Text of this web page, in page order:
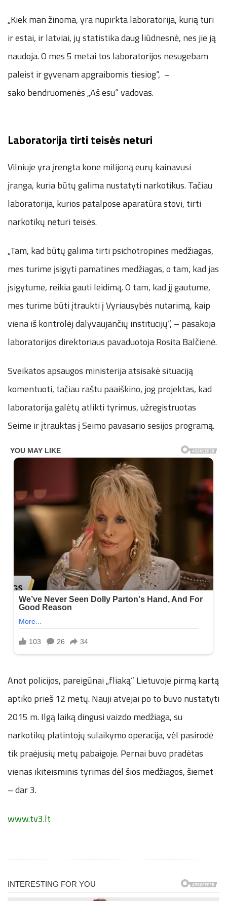
„Kiek man žinoma, yra nupirkta laboratorija, kurią turi
ir estai, ir latviai, jų statistika daug liūdnesnė, nes jie ją
naudoja. O mes 5 metai tos laboratorijos nesugebam
paleist ir gyvenam apgraibomis tiesiog“, –
sako bendruomenės „Aš esu“ vadovas.
Laboratorija tirti teisės neturi
Vilniuje yra įrengta kone milijoną eurų kainavusi
įranga, kuria būtų galima nustatyti narkotikus. Tačiau
laboratorija, kurios patalpose aparatūra stovi, tirti
narkotikų neturi teisės.
„Tam, kad būtų galima tirti psichotropines medžiagas,
mes turime įsigyti pamatines medžiagas, o tam, kad jas
įsigytume, reikia gauti leidimą. O tam, kad jį gautume,
mes turime būti įtraukti į Vyriausybės nutarimą, kaip
viena iš kontrolėj dalyvaujančių institucijų“, – pasakoja
laboratorijos direktoriaus pavaduotoja Rosita Balčienė.
Sveikatos apsaugos ministerija atsisakė situaciją
komentuoti, tačiau raštu paaiškino, jog projektas, kad
laboratorija galėtų atlikti tyrimus, užregistruotas
Seime ir įtrauktas į Seimo pavasario sesijos programą.
Anot policijos, pareigūnai „fliaką“ Lietuvoje pirmą kartą
aptiko prieš 12 metų. Nauji atvejai po to buvo nustatyti
2015 m. Ilgą laiką dingusi vaizdo medžiaga, su
narkotikų platintojų sulaikymo operacija, vėl pasirodė
tik praėjusių metų pabaigoje. Pernai buvo pradėtas
vienas ikiteisminis tyrimas dėl šios medžiagos, šiemet
– dar 3.
www.tv3.lt